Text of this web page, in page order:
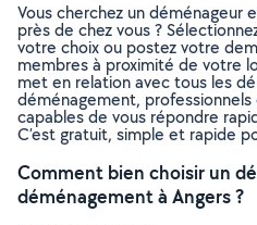
Vous cherchez un déménageur
près de chez vous ?
votre choix ou postez votre
membres à proximité de votre
met en relation avec tous les
déménagement,
capables de vous répondre
C’est gratuit, simple et rapide
Comment bien choisir un
déménagement à Angers ?